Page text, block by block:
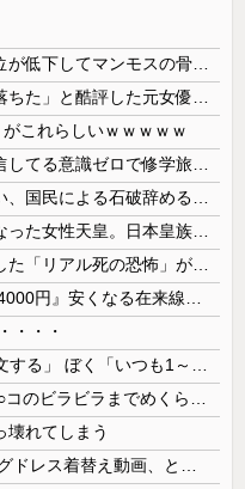
これらしいｗｗｗｗｗ
・・・
壊れてしまう